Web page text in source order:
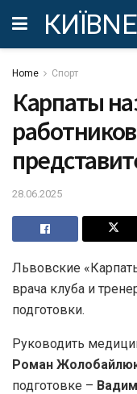
Home Спорт
Карпаты
28.06.2025
Львовские
врача клуба и
подготовки.
Руководить
Роман
подготовке –